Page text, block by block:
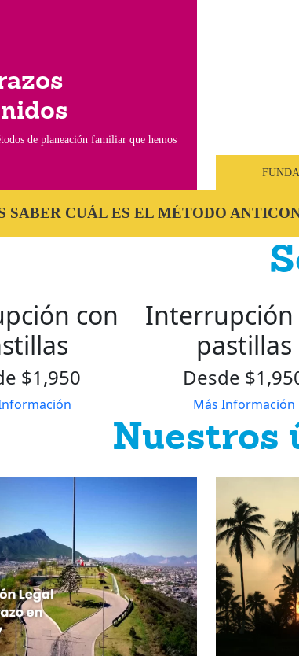
de planeación familiar que hemos
SABER CUÁL ES EL MÉTODO
con
$1,950
Interrupción
pastillas
Desde
Más Información
Nuestros